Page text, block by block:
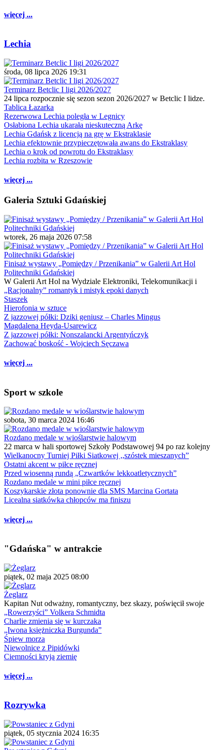
więcej ...
Lechia
środa, 08 lipca 2026 19:31
Terminarz Betclic I ligi 2026/2027
24 lipca rozpocznie się sezon sezon 2026/2027 w Betclic I lidze.
Tablica Łazarka
Rezerwowa Lechia poległa w Legnicy
Osłabiona Lechia ukarała nieskuteczną Arkę
Lechia Gdańsk z licencją na grę w Ekstraklasie
Lechia efektownie przypieczętowała awans do Ekstraklasy
Lechia o krok od powrotu do Ekstraklasy
Lechia rozbita w Rzeszowie
więcej ...
Galeria Sztuki Gdańskiej
wtorek, 26 maja 2026 07:58
Finisaż wystawy „Pomiędzy / Przenikania” w Galerii Art Hol
Politechniki Gdańskiej
W Galerii Art Hol na Wydziale Elektroniki, Telekomunikacji i
„Racjonalny” romantyk i mistyk epoki danych
Staszek
Hierofonia w sztuce
Z jazzowej półki: Dziki geniusz – Charles Mingus
Magdalena Heyda-Usarewicz
Z jazzowej półki: Nonszalancki Argentyńczyk
Zachować boskość - Wojciech Sęczawa
więcej ...
Sport w szkole
sobota, 30 marca 2024 16:46
Rozdano medale w wioślarstwie halowym
22 marca w hali sportowej Szkoły Podstawowej 94 po raz kolejny
Wielkanocny Turniej Piłki Siatkowej ,,szóstek mieszanych”
Ostatni akcent w piłce ręcznej
Przed wiosenną rundą „Czwartków lekkoatletycznych”
Rozdano medale w mini piłce ręcznej
Koszykarskie złota ponownie dla SMS Marcina Gortata
Licealna siatkówka chłopców ma finiszu
więcej ...
"Gdańska" w antrakcie
piątek, 02 maja 2025 08:00
Żeglarz
Kapitan Nut odważny, romantyczny, bez skazy, poświęcił swoje
„Rowerzyści” Volkera Schmidta
Charlie zmienia się w kurczaka
„Iwona księżniczka Burgunda”
Śpiew morza
Niewolnice z Pipidówki
Ciemności kryją ziemię
więcej ...
Rozrywka
piątek, 05 stycznia 2024 16:35